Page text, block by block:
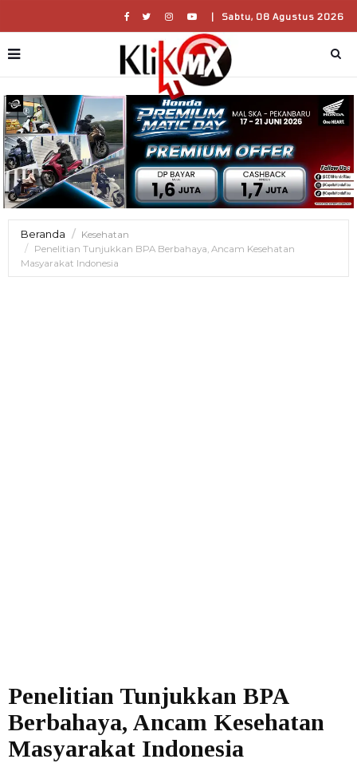
| Sabtu, 08 Agustus 2026
Beranda
Kesehatan
Penelitian Tunjukkan BPA Berbahaya, Ancam Kesehatan
Masyarakat Indonesia
Penelitian Tunjukkan BPA
Berbahaya, Ancam Kesehatan
Masyarakat Indonesia